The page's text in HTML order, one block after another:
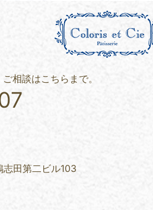
相談はこちらまで。
田第二ビル103